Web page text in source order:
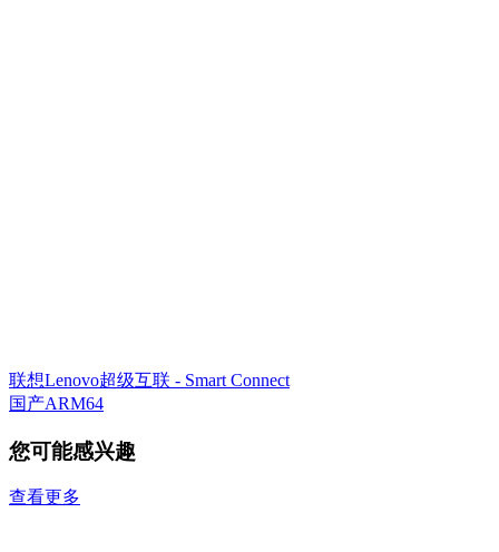
联想Lenovo超级互联 - Smart Connect
国产ARM64
您可能感兴趣
查看更多